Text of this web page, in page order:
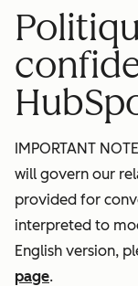
IMPORTANT
will govern our
provided for
interpreted to
English version,
page.